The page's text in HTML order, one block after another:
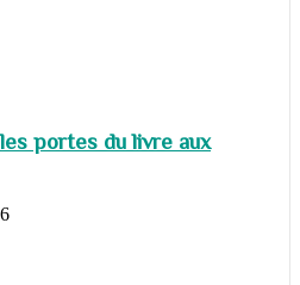
portes du livre aux